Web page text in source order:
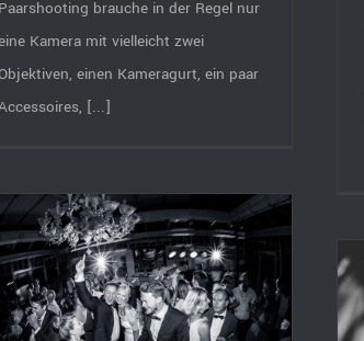
Paarshooting brauche in der Regel nur
Kamera mit vielleicht zwei
einen Kameragurt, ein paar
[...]